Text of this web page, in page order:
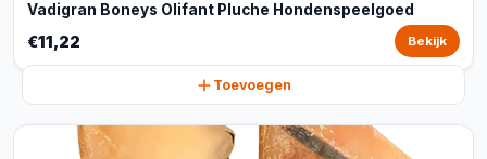
Vadigran Boneys Olifant Pluche Hondenspeelgoed
€11,22 Bekijk
Toevoegen